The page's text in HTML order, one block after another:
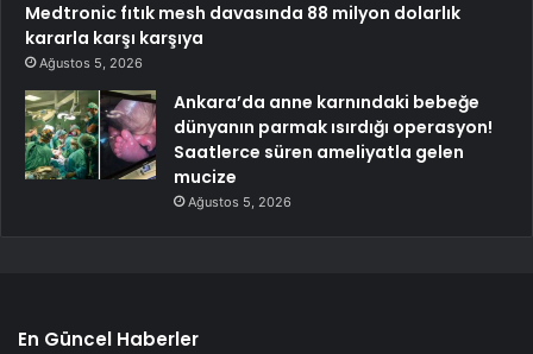
Medtronic fıtık mesh davasında 88 milyon dolarlık
kararla karşı karşıya
Ağustos 5, 2026
Ankara’da anne karnındaki bebeğe
dünyanın parmak ısırdığı operasyon!
Saatlerce süren ameliyatla gelen
mucize
Ağustos 5, 2026
En Güncel Haberler